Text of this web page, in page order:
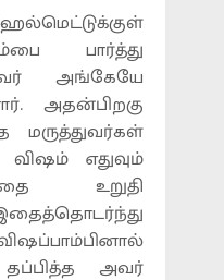
பார்த்து
அங்கேயே
அதன்பிறகு
மருத்துவர்கள்
எதுவும்
உறுதி
தப்பித்த அவர்